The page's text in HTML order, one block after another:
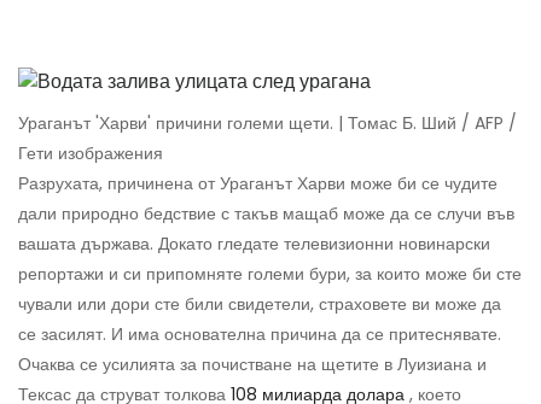
Ураганът 'Харви' причини големи щети. | Томас Б. Ший / AFP /
Гети изображения
Разрухата, причинена от Ураганът Харви може би се чудите
дали природно бедствие с такъв мащаб може да се случи във
вашата държава. Докато гледате телевизионни новинарски
репортажи и си припомняте големи бури, за които може би сте
чували или дори сте били свидетели, страховете ви може да
се засилят. И има основателна причина да се притеснявате.
Очаква се усилията за почистване на щетите в Луизиана и
Тексас да струват толкова 108 милиарда долара , което